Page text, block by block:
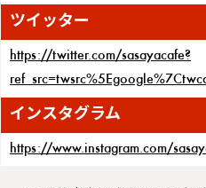
ツイッター
https://twitter.com/sasayacafe?
インスタグラム
https://www.instagram.com/